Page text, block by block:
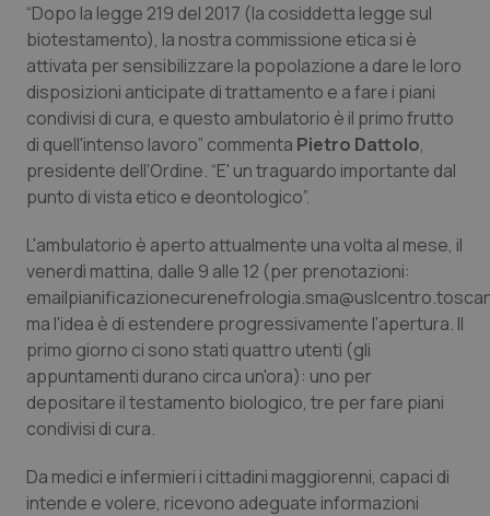
Piemonte
Provincia Autonoma di Bolzano
Provincia Autonoma di Trento
Puglia
Sardegna
Sicilia
Toscana
Umbria
Valle D’Aosta
HIV
Infezioni & Febbre
Ipertensione & Scompenso
Malattie rare
Malattia di Crohn & Rettocolite Ulcerosa
Neuroscienze & patologie neurodegenerative
Obesità
Oftalmologia
Oncodermatologia
“Dopo la legge 219 del 2017 (la cosiddetta legge sul
biotestamento), la nostra commissione etica si è
attivata per sensibilizzare la popolazione a dare le loro
disposizioni anticipate di trattamento e a fare i piani
condivisi di cura, e questo ambulatorio è il primo frutto
di quell'intenso lavoro” commenta Pietro Dattolo,
presidente dell'Ordine. “E' un traguardo importante dal
punto di vista etico e deontologico”.
L'ambulatorio è aperto attualmente una volta al mese, il
venerdì mattina, dalle 9 alle 12 (per prenotazioni:
ma l'idea è di estendere progressivamente l'apertura. Il
primo giorno ci sono stati quattro utenti (gli
appuntamenti durano circa un'ora): uno per
depositare il testamento biologico, tre per fare piani
condivisi di cura.
Da medici e infermieri i cittadini maggiorenni, capaci di
intende e volere, ricevono adeguate informazioni